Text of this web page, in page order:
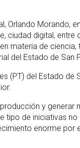
Orlando Morando,
digital, entre
materia de
del Estado de San
del Estado de
y
de iniciativas
enorme